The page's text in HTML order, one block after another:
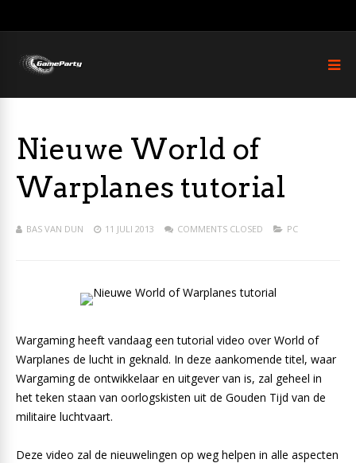
Nieuwe World of
Warplanes tutorial
BAS VAN DUN 11 JULI 2013 COMMENTS CLOSED PC
Wargaming heeft vandaag een tutorial video over World of
Warplanes de lucht in geknald. In deze aankomende titel, waar
Wargaming de ontwikkelaar en uitgever van is, zal geheel in
het teken staan van oorlogskisten uit de Gouden Tijd van de
militaire luchtvaart.
Deze video zal de nieuwelingen op weg helpen in alle aspecten